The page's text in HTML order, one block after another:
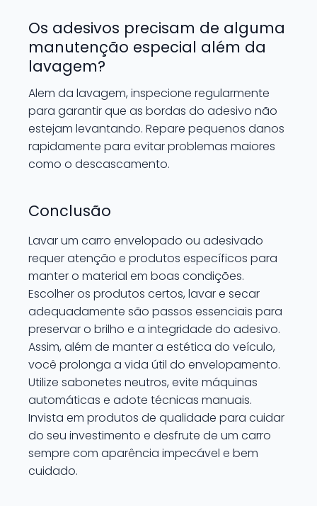
Os adesivos precisam de alguma
manutenção especial além da
lavagem?
Alem da lavagem, inspecione regularmente
para garantir que as bordas do adesivo não
estejam levantando. Repare pequenos danos
rapidamente para evitar problemas maiores
como o descascamento.
Conclusão
Lavar um carro envelopado ou adesivado
requer atenção e produtos específicos para
manter o material em boas condições.
Escolher os produtos certos, lavar e secar
adequadamente são passos essenciais para
preservar o brilho e a integridade do adesivo.
Assim, além de manter a estética do veículo,
você prolonga a vida útil do envelopamento.
Utilize sabonetes neutros, evite máquinas
automáticas e adote técnicas manuais.
Invista em produtos de qualidade para cuidar
do seu investimento e desfrute de um carro
sempre com aparência impecável e bem
cuidado.